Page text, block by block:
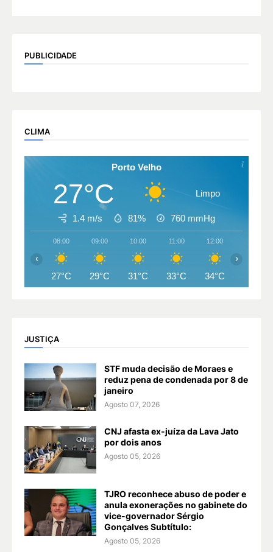
PUBLICIDADE
CLIMA
Porto Velho
27°C Limpo
1.4 m/s 81% 760 mmHg
08:00
27°C
09:00
29°C
10:00
31°C
11:00
33°C
12:00
34°C
‹ ›
JUSTIÇA
STF muda decisão de Moraes e
reduz pena de condenada por 8 de
janeiro
Agosto 07, 2026
CNJ afasta ex-juíza da Lava Jato
por dois anos
Agosto 05, 2026
TJRO reconhece abuso de poder e
anula exonerações no gabinete do
vice-governador Sérgio
Gonçalves Subtítulo:
Agosto 05, 2026